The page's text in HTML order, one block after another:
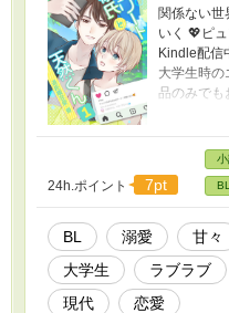
関係ない世
いく 💖ピ
Kindle配信
大学生時の
品のみで
♡･･*･･♡･
ロシェッ
り合った将
ィクロシェ
る。 夏前
た。 今日
とになり…
♡･･*･･♡ ラ
24h.ポイント 7pt
小
BL
BL 溺愛 甘々
大学生
ラブラブ
現代
恋愛